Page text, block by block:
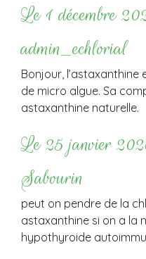
Le 1 décembre
admin_echlorial
Bonjour, l’astaxanthine
de micro algue. Sa
astaxanthine naturelle.
Le 25 janvier
Sabourin
peut on pendre de la
astaxanthine si on a la
hypothyroide